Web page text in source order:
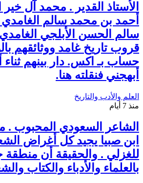
الأستاذ القدير . محمد آل
أحمد بن محمد سالم الغامدي
سالم الحسن الأبلجي
قروب تاريخ غامد ووثائقهم
حساب بـ اكس. دار بينهم ثناء
أبهجني فنقلته هنا.
العلم والأدب والتاريخ
منذ 7 أيام
الشاعر السعودي المحبوب
ابن صبيا يجيد كل أغراض
للغزلي . والحقيقة أن منطقة
بالعلماء والأدباء والكتاب